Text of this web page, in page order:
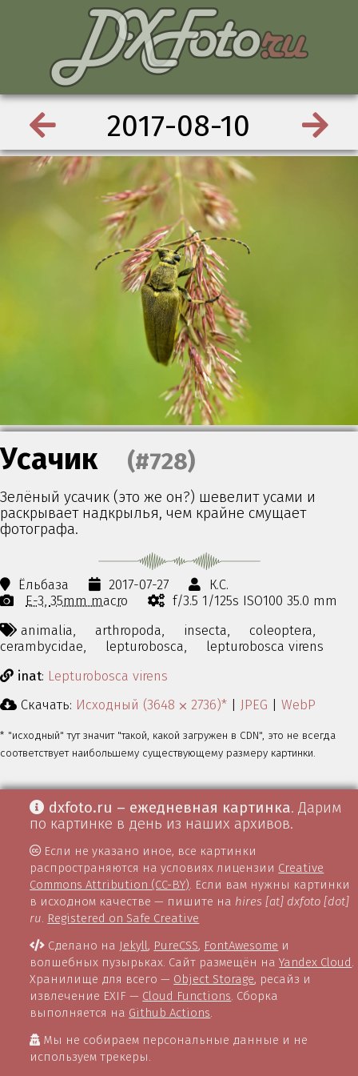
2017-08-10
Усачик (#728)
Зелёный усачик (это же он?) шевелит усами и
раскрывает надкрылья, чем крайне смущает
фотографа.
Ёльбаза 2017-07-27
К.С.
E-3 35mm macro
f/3.5 1/125s ISO100 35.0 mm
animalia,
arthropoda, insecta,
coleoptera,
cerambycidae,
lepturobosca,
lepturobosca virens
inat: Lepturobosca virens
Скачать: Исходный (3648 ⨉ 2736)* JPEG WebP
* "исходный" тут значит "такой, какой загружен в CDN", это не всегда
соответствует наибольшему существующему размеру картинки.
dxfoto.ru – ежедневная картинка. Дарим
по картинке в день из наших архивов.
Если не указано иное, все картинки
распространяются на условиях лицензии Creative
Commons Attribution (CC-BY). Если вам нужны картинки
в исходном качестве — пишите на hires [at] dxfoto [dot]
ru. Registered on Safe Creative
Сделано на Jekyll, PureCSS, FontAwesome и
волшебных пузырьках. Сайт размещён наYandex Cloud.
Хранилище для всего — Object Storage, ресайз и
извлечение EXIF — Cloud Functions. Сборка
выполняется на Github Actions.
Мы не собираем персональные данные и не
используем трекеры.